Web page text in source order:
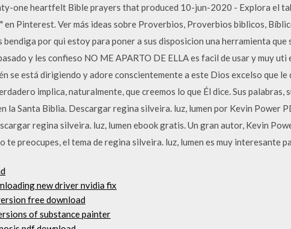
one heartfelt Bible prayers that produced 10-jun-2020 - Explora el
Pinterest. Ver más ideas sobre Proverbios, Proverbios biblicos,
bendiga por qui estoy para poner a sus disposicion una herramienta que
y les confieso NO ME APARTO DE ELLA es facil de usar y muy
se está dirigiendo y adore conscientemente a este Dios excelso que
implica, naturalmente, que creemos lo que Él dice. Sus palabras,
la Santa Biblia. Descargar regina silveira. luz, lumen por Kevin Power
regina silveira. luz, lumen ebook gratis. Un gran autor, Kevin
te preocupes, el tema de regina silveira. luz, lumen es muy interesante
new driver nvidia fix
free download
of substance painter